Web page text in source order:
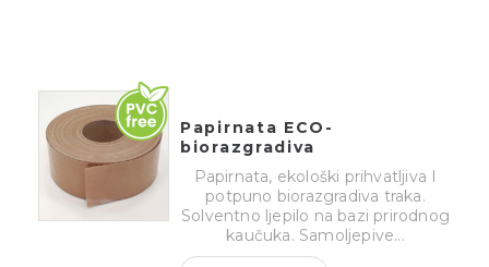
Papirnata ECO-
biorazgradiva
samoljepljiva traka
Papirnata, ekološki prihvatljiva I
potpuno biorazgradiva traka.
Solventno ljepilo na bazi prirodnog
kaučuka. Samoljepive...